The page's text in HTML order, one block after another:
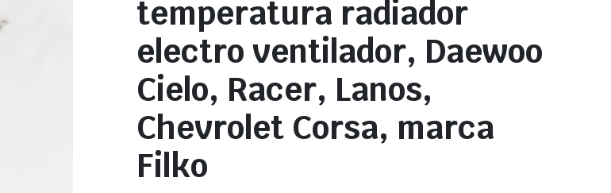
temperatura radiador
electro ventilador, Daewoo
Cielo, Racer, Lanos,
Chevrolet Corsa, marca
Filko